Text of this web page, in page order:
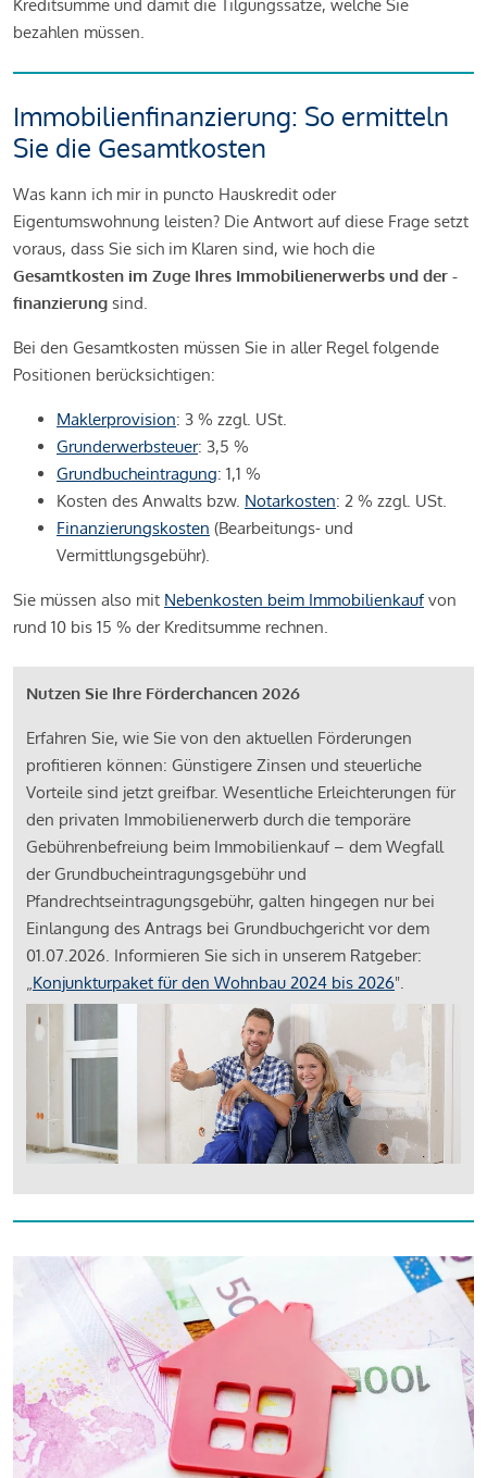
Kreditsumme und damit die Tilgungssätze, welche Sie
bezahlen müssen.
Immobilienfinanzierung: So ermitteln
Sie die Gesamtkosten
Was kann ich mir in puncto Hauskredit oder
Eigentumswohnung leisten? Die Antwort auf diese Frage setzt
voraus, dass Sie sich im Klaren sind, wie hoch die
Gesamtkosten im Zuge Ihres Immobilienerwerbs und der -
finanzierung sind.
Bei den Gesamtkosten müssen Sie in aller Regel folgende
Positionen berücksichtigen:
Maklerprovision: 3 % zzgl. USt.
Grunderwerbsteuer: 3,5 %
Grundbucheintragung: 1,1 %
Kosten des Anwalts bzw. Notarkosten: 2 % zzgl. USt.
Finanzierungskosten (Bearbeitungs- und
Vermittlungsgebühr).
Sie müssen also mit Nebenkosten beim Immobilienkaufvon
rund 10 bis 15 % der Kreditsumme rechnen.
Nutzen Sie Ihre Förderchancen 2026
Erfahren Sie, wie Sie von den aktuellen Förderungen
profitieren können: Günstigere Zinsen und steuerliche
Vorteile sind jetzt greifbar. Wesentliche Erleichterungen für
den privaten Immobilienerwerb durch die temporäre
Gebührenbefreiung beim Immobilienkauf – dem Wegfall
der Grundbucheintragungsgebühr und
Pfandrechtseintragungsgebühr, galten hingegen nur bei
Einlangung des Antrags bei Grundbuchgericht vor dem
01.07.2026. Informieren Sie sich in unserem Ratgeber:
„Konjunkturpaket für den Wohnbau 2024 bis 2026".